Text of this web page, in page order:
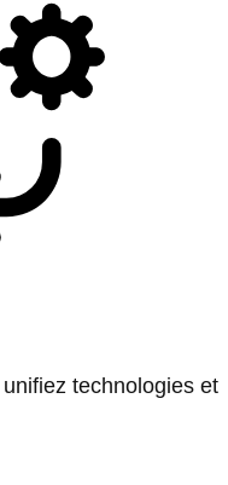
technologies et